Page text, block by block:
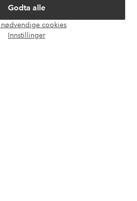
Godta alle
nødvendige cookies
Innstillinger